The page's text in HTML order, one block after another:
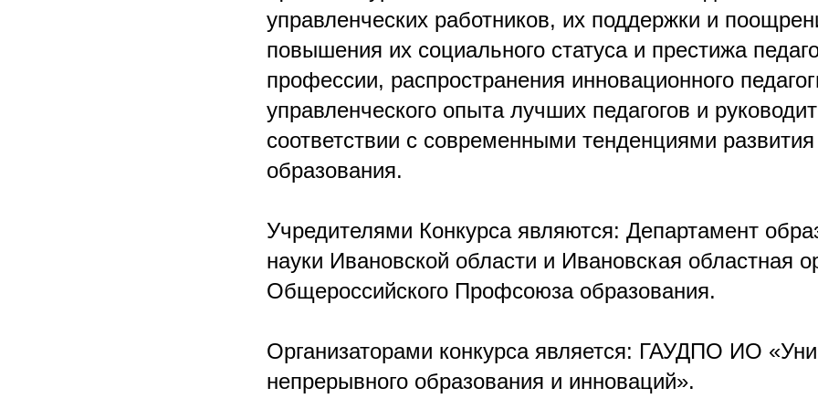
управленческих работников, их поддержки и
повышения их социального статуса и престижа
профессии, распространения инновационного
управленческого опыта лучших педагогов и
соответствии с современными тенденциями развития
образования.
Учредителями Конкурса являются: Департамент
науки Ивановской области и Ивановская областная
Общероссийского Профсоюза образования.
Организаторами конкурса является: ГАУДПО ИО
непрерывного образования и инноваций».